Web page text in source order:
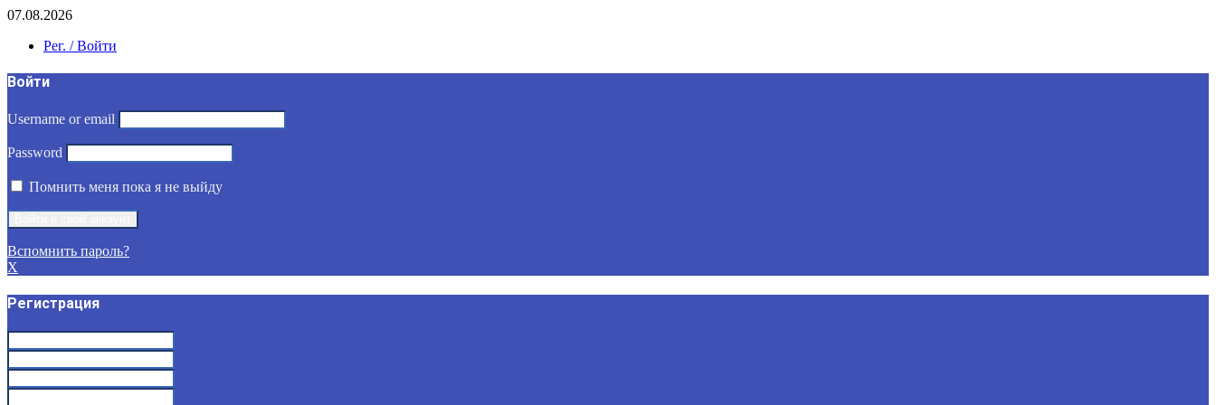
07.08.2026
Рег. / Войти
Войти
Username or email
Password
Помнить меня пока я не выйду
Вспомнить пароль?
X
Регистрация